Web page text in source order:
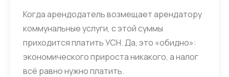
Когда арендодатель возмещает арендатору
коммунальные услуги, с этой суммы
приходится платить УСН. Да, это «обидно»:
экономического прироста никакого, а налог
всё равно нужно платить.